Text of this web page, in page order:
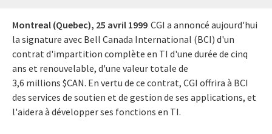
Montreal (Quebec), 25 avril 1999 CGI a annoncé aujourd'hui
la signature avec Bell Canada International (BCI) d'un
contrat d'impartition complète en TI d'une durée de cinq
ans et renouvelable, d'une valeur totale de
3,6 millions $CAN. En vertu de ce contrat, CGI offrira à BCI
des services de soutien et de gestion de ses applications, et
l'aidera à développer ses fonctions en TI.